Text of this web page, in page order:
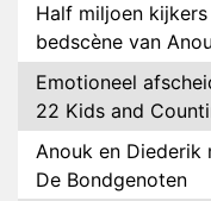
Half miljoen
bedscène van
Emotioneel
22 Kids and
Anouk en Diederik
De Bondgenoten